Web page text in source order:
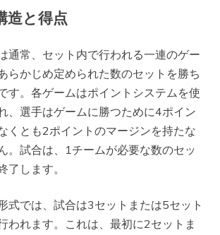
造と得点
通常、セット内で行われる一連のゲー
らかじめ定められた数のセットを勝ち
す。各ゲームはポイントシステムを使
、選手はゲームに勝つために4ポイン
くとも2ポイントのマージンを持たな
。試合は、1チームが必要な数のセッ
了します。
式では、試合は3セットまたは5セット
われます。これは、最初に2セットま